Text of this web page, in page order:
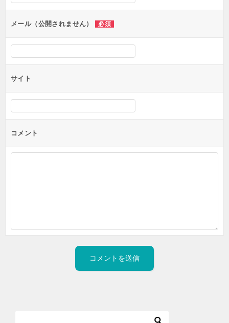
ンメール（公開されません） 必須
サイト
コメント